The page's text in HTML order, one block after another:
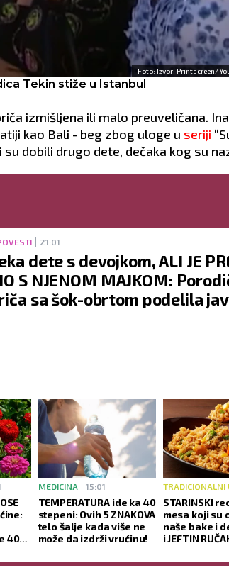
Foto: Izvor: Printscreen/
Tekin stiže u Istanbul
izmišljena ili malo preuveličana.
kao Bali - beg zbog uloge u seriji
dobili drugo dete, dečaka kog su
21:01
dete s devojkom, ALI JE
S NJENOM MAJKOM:
sa šok-obrtom podelila
40
MEDICINA 15:01
TEMPERATURA ide ka 40
stepeni: Ovih 5 ZNAKOVA
telo šalje kada više ne
može da izdrži vrućinu!
TRADICIONALNI
STARINSKI
mesa koji su
naše bake i
i JEFTIN
Vedro nebo
27°C
BEOGRAD